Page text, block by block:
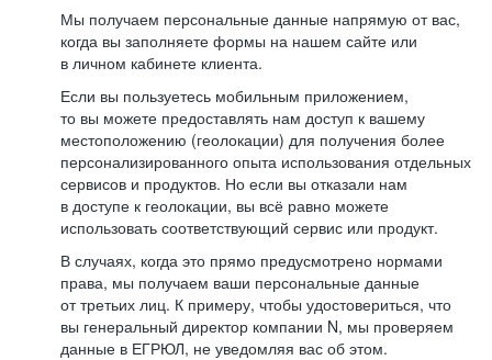
Мы получаем персональные данные напрямую от вас,
когда вы заполняете формы на нашем сайте или
в личном кабинете клиента.
Если вы пользуетесь мобильным приложением,
то вы можете предоставлять нам доступ к вашему
местоположению (геолокации) для получения более
персонализированного опыта использования отдельных
сервисов и продуктов. Но если вы отказали нам
в доступе к геолокации, вы всё равно можете
использовать соответствующий сервис или продукт.
В случаях, когда это прямо предусмотрено нормами
права, мы получаем ваши персональные данные
от третьих лиц. К примеру, чтобы удостовериться, что
вы генеральный директор компании N, мы проверяем
данные в ЕГРЮЛ, не уведомляя вас об этом.